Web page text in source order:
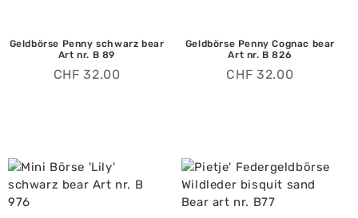
Geldbörse Penny schwarz bear
Art nr. B 89
CHF 32.00
Geldbörse Penny Cognac bear
Art nr. B 826
CHF 32.00